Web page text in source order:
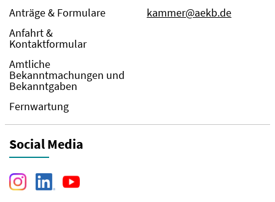
Anträge & Formulare
Anfahrt &
Kontaktformular
Amtliche
Bekanntmachungen und
Bekanntgaben
Fernwartung
kammer@aekb.de
Social Media